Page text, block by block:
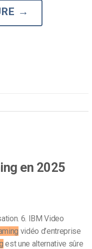
→
en 2025
6. IBM Video
vidéo d’entreprise
est une alternative sûre